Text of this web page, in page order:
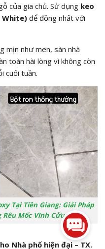
của gia chủ. Sử dụng keo
White)để đồng nhất với
như men, sàn nhà
toàn hài lòng vì không còn
cuối tuần.
Tại Tiền Giang: Giải Pháp
Rêu Mốc Vĩnh Cửu
Nhà phố hiện đại – TX.